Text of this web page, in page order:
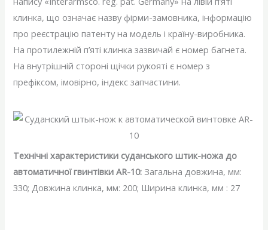
клинка, що означає назву фірми-замовника, інформацію
про реєстрацію патенту на модель і країну-виробника.
На протилежній п’яті клинка зазвичай є номер багнета.
На внутрішній стороні щічки рукояті є номер з
префіксом, імовірно, індекс запчастини.
Технічні характеристики суданського штик-ножа до
автоматичної гвинтівки AR-10: Загальна довжина, мм:
330; Довжина клинка, мм: 200; Ширина клинка, мм : 27